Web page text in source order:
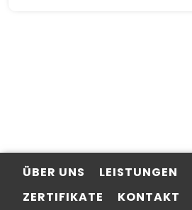
ÜBER UNS LEISTUNGEN
ZERTIFIKATE
KONTAKT